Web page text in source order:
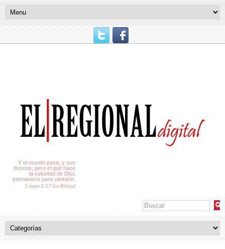
Y el mundo pasa, y sus
deseos; pero el que hace
la voluntad de Dios
permanece para siempre.
1 Juan 2:17 (La Biblia)